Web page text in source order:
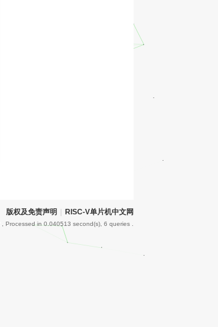
版权及免责声明 RISC-V单片机中文网
, Processed in 0.040513 second(s), 6 queries .